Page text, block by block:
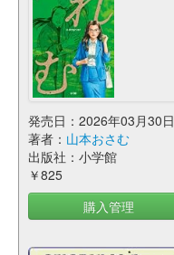
発売日：2026年03月30日
著者： 山本おさむ
出版社：小学館
￥825
購入管理